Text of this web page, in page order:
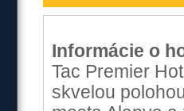
Informácie o
Tac Premier
skvelou